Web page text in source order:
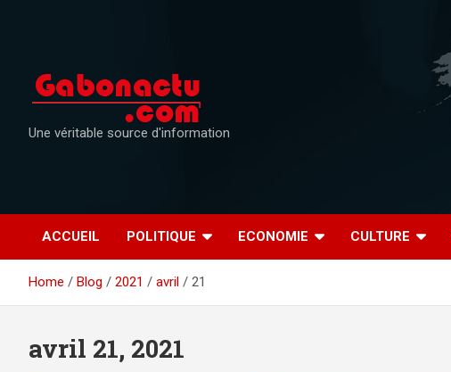
Une véritable source d'information
ACCUEIL POLITIQUE ECONOMIE CULTURE
Home Blog 2021 avril 21
avril 21, 2021